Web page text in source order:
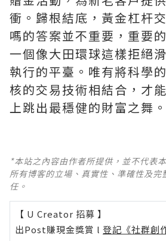
衝。歸根結底，黃金杠杆
嗎的答案並不重要，重要
一個像大田環球這樣拒絕
執行的平臺。唯有將科學
核的交易技術相結合，才
上跳出最穩健的財富之舞。
*本站之內容由作者所提供，並不代表
所有博客的立場、真實性、準確性及完
任。
【 U Creator 招募 】
出Post賺現金獎賞 l 登記《社群創